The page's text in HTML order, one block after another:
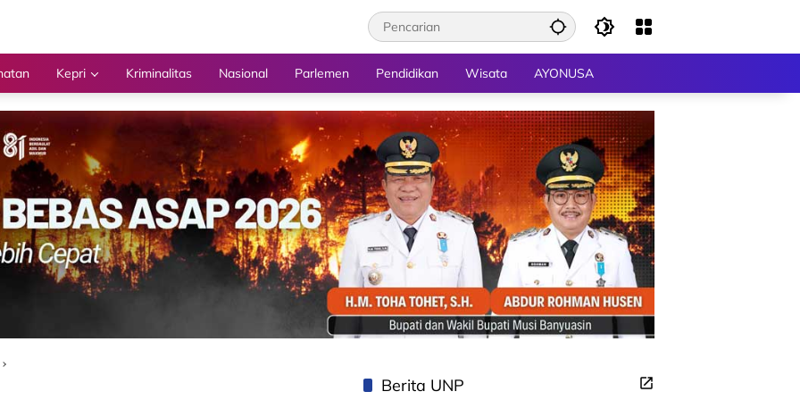
Kepri Kriminalitas Nasional Parlemen Pendidikan Wisata AYONUSA
Berita UNP